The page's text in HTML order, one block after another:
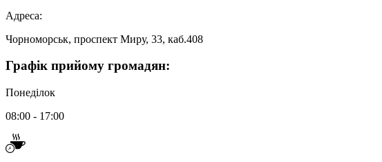
Адреса:
Чорноморськ, проспект Миру, 33, каб.408
Графік прийому громадян:
Понеділок
08:00 - 17:00